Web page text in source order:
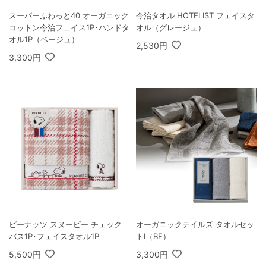
スーパーふわっと40 オーガニック
コットン今治フェイス1P･ハンドタ
オル1P（ベージュ）
3,300円
今治タオル HOTELIST フェイスタ
オル（グレージュ）
2,530円
ピーナッツ スヌーピー チェック
バス1P･フェイスタオル1P
5,500円
オーガニックテイルズ タオルセッ
トI（BE）
3,300円